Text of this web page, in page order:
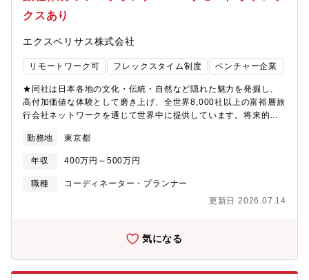
業務オペレーションが課題となっている企業が少なくありませ
ん。彼らが、入社したい、活躍したいと思える社会の受け皿を作
るために、「世界を変える力を、すべての人に。」を実現するた
めにDX事業部を立ち上げました。
ドの数々当社を作っています。
クスあり
エクスペリサス株式会社
リモートワーク可 フレックスタイム制度 ベンチャー企業
★同社は日本各地の文化・伝統・自然など隠れた魅力を発掘し、
高付加価値な体験として磨き上げ、全世界8,000社以上の富裕層旅
行会社ネットワークを通じて世界中に提供しています。将来的な
とりの想いや背景をくみ取り、旅そのものを設計する「旅のデザ
イナー」として営業担当とも連携しながらヒアリング内容をもと
に旅のコンセプトを構築し、ストーリー性のあるオーダーメイド
旅程へと落とし込みます。【募集背景】事業急成長に伴い、主力
体的な業務】単なる手配業務ではなく、企画設計力・構成力・リ
事となります。●コンセプト設計・ヒアリング整理・海外エージェ
ントとの打ち合わせへの同席やメールでのやり取り・顧客の旅行
目的・価値観・好みの整理・滞在期間・予算・季節要素を踏まえ
た旅の方向性設計●オーダーメイド旅程設計・10日～4週間規模の
勤務地 東京都
年収 400万円～500万円
職種
コーディネーター・プランナー
更新日 2026.07.14
気になる